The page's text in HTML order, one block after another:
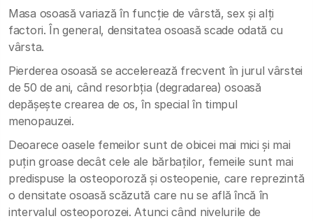
Masa osoasă variază în funcție de vârstă, sex și alți
factori. În general, densitatea osoasă scade odată cu
vârsta.
Pierderea osoasă se accelerează frecvent în jurul vârstei
de 50 de ani, când resorbția (degradarea) osoasă
depășește crearea de os, în special în timpul
menopauzei.
Deoarece oasele femeilor sunt de obicei mai mici și mai
puțin groase decât cele ale bărbaților, femeile sunt mai
predispuse la osteoporoză și osteopenie, care reprezintă
o densitate osoasă scăzută care nu se află încă în
intervalul osteoporozei. Atunci când nivelurile de